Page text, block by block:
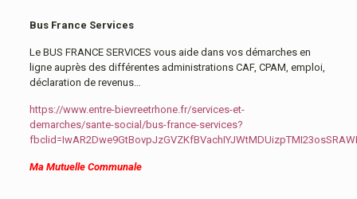
Bus France Services
Le BUS FRANCE SERVICES vous aide dans vos démarches en
ligne auprès des différentes administrations CAF, CPAM, emploi,
déclaration de revenus…
https://www.entre-bievreetrhone.fr/services-et-
demarches/sante-social/bus-france-services?
Ma Mutuelle Communale